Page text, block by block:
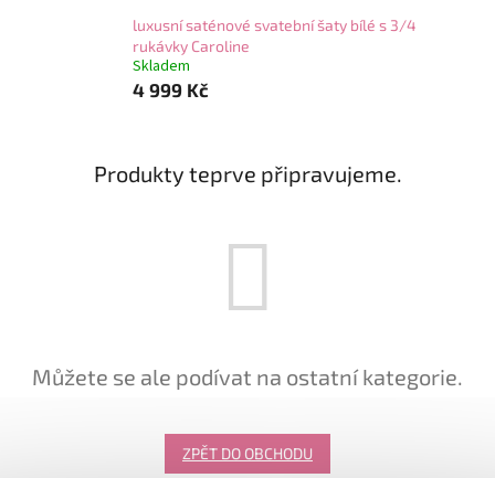
luxusní saténové svatební šaty bílé s 3/4
rukávky Caroline
Skladem
4 999 Kč
Produkty teprve připravujeme.
Můžete se ale podívat na ostatní kategorie.
ZPĚT DO OBCHODU